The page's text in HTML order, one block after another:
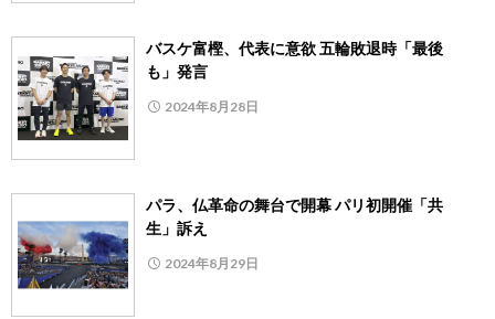
バスケ富樫、代表に意欲 五輪敗退時「最後
も」発言
2024年8月28日
パラ、仏革命の舞台で開幕 パリ初開催「共
生」訴え
2024年8月29日